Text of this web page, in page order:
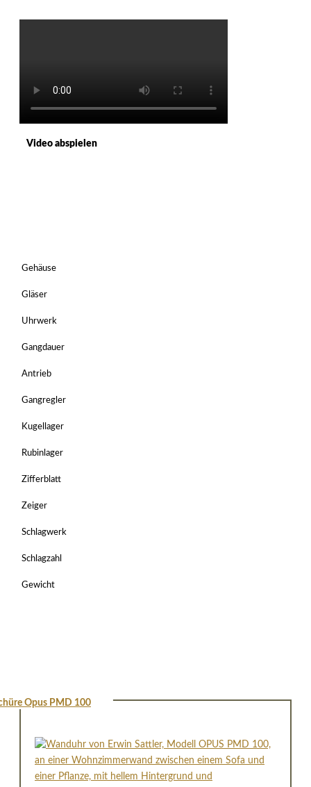
Video abspielen
Gehäuse
Gläser
Uhrwerk
Gangdauer
Antrieb
Gangregler
Kugellager
Rubinlager
Zifferblatt
Zeiger
Schlagwerk
Schlagzahl
Gewicht
Opus PMD 100